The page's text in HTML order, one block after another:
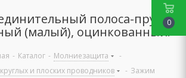
полоса-прут
(малый), оцинкованный.
- Каталог - Молниезащита
-
и плоских проводников
- Зажим
0